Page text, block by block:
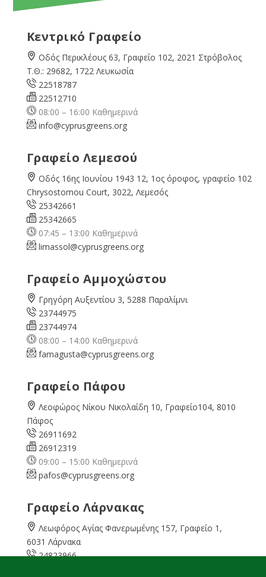
Κεντρικό Γραφείο
Οδός Περικλέους 63, Γραφείο 102, 2021 Στρόβολος
Τ.Θ.: 29682, 1722 Λευκωσία
22518787
22512710
08:00 – 16:00 Καθημερινά
info@cyprusgreens.org
Γραφείο Λεμεσού
Οδός 16ης Ιουνίου 1943 12, 1ος όροφος, γραφείο 102
Chrysostomou Court, 3022, Λεμεσός
25342661
25342665
07:45 – 13:00 Καθημερινά
limassol@cyprusgreens.org
Γραφείο Αμμοχώστου
Γρηγόρη Αυξεντίου 3, 5288 Παραλίμνι
23744975
23744974
08:00 – 14:00 Καθημερινά
famagusta@cyprusgreens.org
Γραφείο Πάφου
Λεοφώρος Νίκου Νικολαίδη 10, Γραφείο104, 8010
Πάφος
26911692
26912319
09:00 – 15:00 Καθημερινά
pafos@cyprusgreens.org
Γραφείο Λάρνακας
Λεωφόρος Αγίας Φανερωμένης 157, Γραφείο 1,
6031 Λάρνακα
24823966